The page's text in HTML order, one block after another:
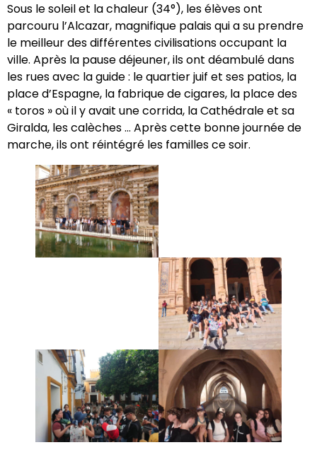
Sous le soleil et la chaleur (34°), les élèves ont
parcouru l’Alcazar, magnifique palais qui a su prendre
le meilleur des différentes civilisations occupant la
ville. Après la pause déjeuner, ils ont déambulé dans
les rues avec la guide : le quartier juif et ses patios, la
place d’Espagne, la fabrique de cigares, la place des
« toros » où il y avait une corrida, la Cathédrale et sa
Giralda, les calèches … Après cette bonne journée de
marche, ils ont réintégré les familles ce soir.